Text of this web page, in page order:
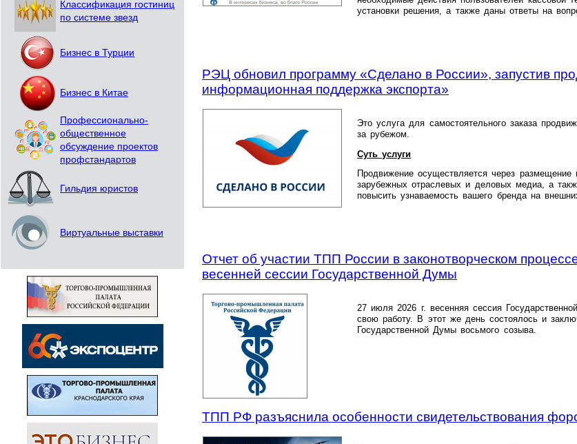
Классификация гостиниц
по системе звезд
Бизнес в Турции
Бизнес в Китае
Профессионально-
общественное
обсуждение проектов
профстандартов
Гильдия юристов
Виртуальные выставки
установки решения, а также даны ответы на
РЭЦ обновил программу «Сделано в России», запустив
информационная поддержка экспорта»
Это услуга для самостоятельного заказа
за рубежом.
Суть услуги
Продвижение осуществляется через
зарубежных отраслевых и деловых медиа, а
повысить узнаваемость вашего бренда на
Отчет об участии ТПП России в законотворческом
весенней сессии Государственной Думы
27 июля 2026 г. весенняя сессия
свою работу. В этот же день состоялось и
Государственной Дyмы восьмого созыва.
ТПП РФ разъяснила особенности свидетельствования